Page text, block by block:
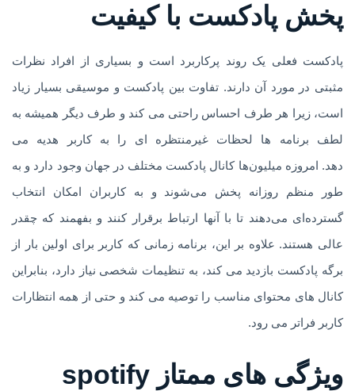
پخش پادکست با کیفیت
پادکست فعلی یک روند پرکاربرد است و بسیاری از افراد نظرات
مثبتی در مورد آن دارند. تفاوت بین پادکست و موسیقی بسیار زیاد
است، زیرا هر طرف احساس راحتی می کند و طرف دیگر همیشه به
لطف برنامه ها لحظات غیرمنتظره ای را به کاربر هدیه می
دهد. امروزه میلیون‌ها کانال پادکست مختلف در جهان وجود دارد و به
طور منظم روزانه پخش می‌شوند و به کاربران امکان انتخاب
گسترده‌ای می‌دهند تا با آنها ارتباط برقرار کنند و بفهمند که چقدر
عالی هستند. علاوه بر این، برنامه زمانی که کاربر برای اولین بار از
برگه پادکست بازدید می کند، به تنظیمات شخصی نیاز دارد، بنابراین
کانال های محتوای مناسب را توصیه می کند و حتی از همه انتظارات
کاربر فراتر می رود.
ویژگی های ممتاز spotify